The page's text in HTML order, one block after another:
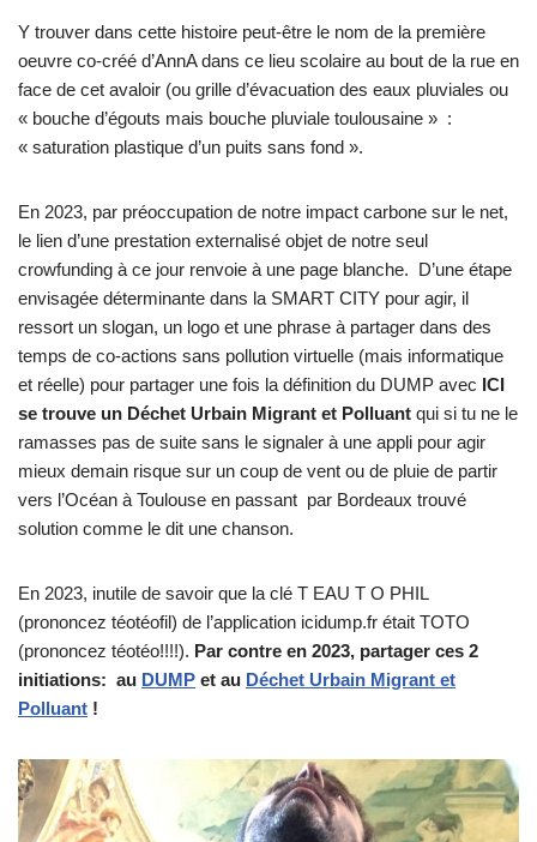
Y trouver dans cette histoire peut-être le nom de la première
oeuvre co-créé d’AnnA dans ce lieu scolaire au bout de la rue en
face de cet avaloir (ou grille d’évacuation des eaux pluviales ou
« bouche d’égouts mais bouche pluviale toulousaine » :
« saturation plastique d’un puits sans fond ».
En 2023, par préoccupation de notre impact carbone sur le net,
le lien d’une prestation externalisé objet de notre seul
crowfunding à ce jour renvoie à une page blanche. D’une étape
envisagée déterminante dans la SMART CITY pour agir, il
ressort un slogan, un logo et une phrase à partager dans des
temps de co-actions sans pollution virtuelle (mais informatique
et réelle) pour partager une fois la définition du DUMP avec ICI
se trouve un Déchet Urbain Migrant et Polluant qui si tu ne le
ramasses pas de suite sans le signaler à une appli pour agir
mieux demain risque sur un coup de vent ou de pluie de partir
vers l’Océan à Toulouse en passant par Bordeaux trouvé
solution comme le dit une chanson.
En 2023, inutile de savoir que la clé T EAU T O PHIL
(prononcez téotéofil) de l’application icidump.fr était TOTO
(prononcez téotéo!!!!). Par contre en 2023, partager ces 2
initiations: au DUMP et au Déchet Urbain Migrant et
Polluant !